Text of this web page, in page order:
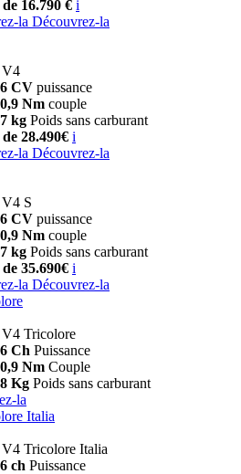
16.790 € i
la Découvrez-la
V4
CV puissance
Nm couple
kg Poids sans carburant
28.490€ i
la Découvrez-la
V4 S
CV puissance
Nm couple
kg Poids sans carburant
35.690€ i
la Découvrez-la
V4 Tricolore
Ch Puissance
Nm Couple
Kg Poids sans carburant
la
Italia
V4 Tricolore Italia
ch Puissance